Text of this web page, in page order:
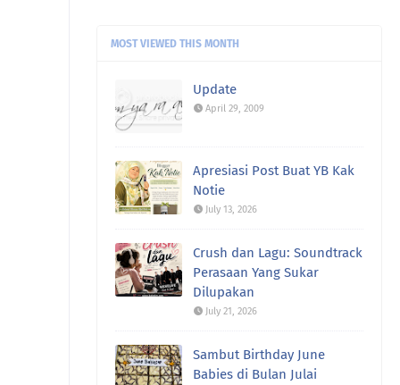
Masing2 lagu ber ...
fanny Nila (dcatqueen.com):
saya rindu makan mi Kolok 😍😍.
Belum bisa2 ...
westlife ni ye. bias sy ...
MOST VIEWED THIS MONTH
Update
April 29, 2009
Apresiasi Post Buat YB Kak
Notie
July 13, 2026
Crush dan Lagu: Soundtrack
Perasaan Yang Sukar
Dilupakan
July 21, 2026
Sambut Birthday June
Babies di Bulan Julai